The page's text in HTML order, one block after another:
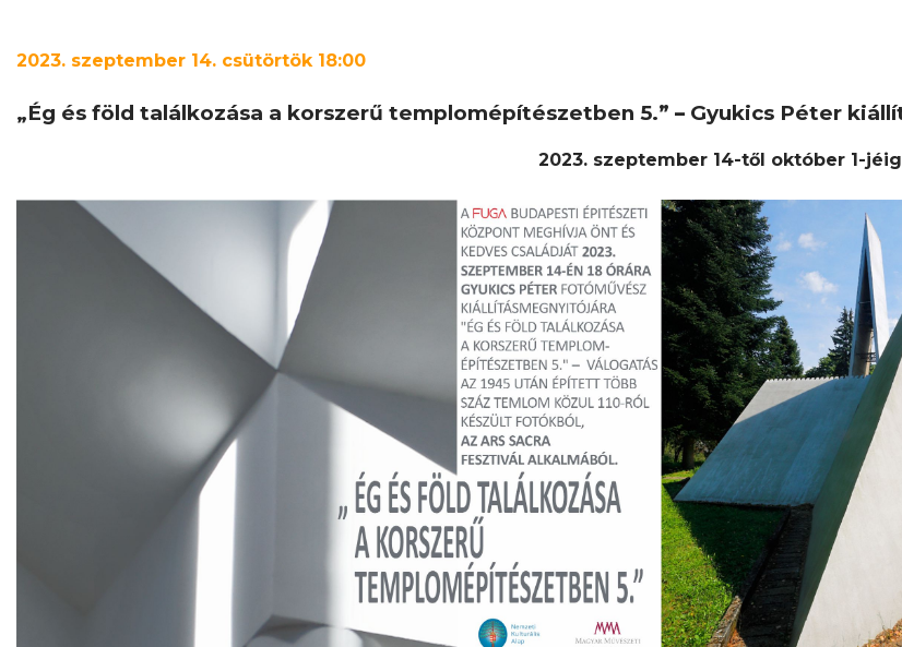
2023. szeptember 14. csütörtök 18:00
„Ég és föld találkozása a korszerű templomépítészetben 5.” – Gyukics Péter
2023. szeptember 14-től október 1-